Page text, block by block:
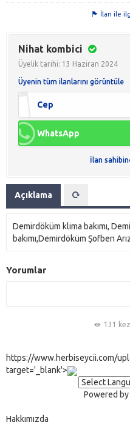
İlan ile
Nihat kombici
Üyelik tarihi: 13 Haziran 2024
Üyenin tüm ilanlarını görüntüle
Cep
WhatsApp
İlan
Açıklama
Demirdöküm klima bakımı,
bakımı,Demirdöküm Şofben
Yorumlar
131
https://www.herbiseycii.com/
target='_blank'>
Powered by
Hakkımızda